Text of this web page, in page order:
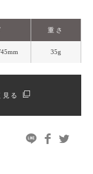
重さ
35g
見る